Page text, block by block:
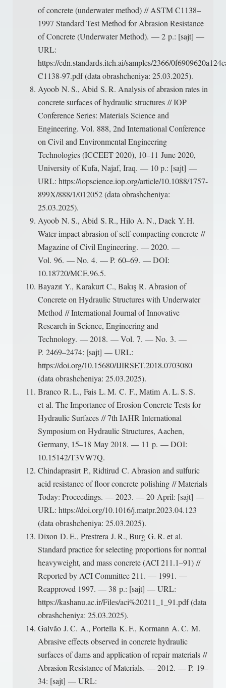
of concrete (underwater method) // ASTM C1138–
1997 Standard Test Method for Abrasion Resistance
of Concrete (Underwater Method). — 2 p.: [sajt] —
URL:
https://cdn.standards.iteh.ai/samples/2366/
C1138-97.pdf (data obrashcheniya: 25.03.2025).
Ayoob N. S., Abid S. R. Analysis of abrasion rates in
concrete surfaces of hydraulic structures // IOP
Conference Series: Materials Science and
Engineering. Vol. 888, 2nd International Conference
on Civil and Environmental Engineering
Technologies (ICCEET 2020), 10–11 June 2020,
University of Kufa, Najaf, Iraq. — 10 p.: [sajt] —
URL: https://iopscience.iop.org/article/10.1088/1757-
899X/888/1/012052 (data obrashcheniya:
25.03.2025).
Ayoob N. S., Abid S. R., Hilo A. N., Daek Y. H.
Water-impact abrasion of self-compacting concrete //
Magazine of Civil Engineering. — 2020. —
Vol. 96. — No. 4. — P. 60–69. — DOI:
10.18720/MCE.96.5.
Bayazıt Y., Karakurt C., Bakış R. Abrasion of
Concrete on Hydraulic Structures with Underwater
Method // International Journal of Innovative
Research in Science, Engineering and
Technology. — 2018. — Vol. 7. — No. 3. —
P. 2469–2474: [sajt] — URL:
https://doi.org/10.15680/IJIRSET.2018.0703080
(data obrashcheniya: 25.03.2025).
Branco R. L., Fais L. M. C. F., Matim A. L. S. S.
et al. The Importance of Erosion Concrete Tests for
Hydraulic Surfaces // 7th IAHR International
Symposium on Hydraulic Structures, Aachen,
Germany, 15–18 May 2018. — 11 p. — DOI:
10.15142/T3VW7Q.
Chindaprasirt P., Ridtirud C. Abrasion and sulfuric
acid resistance of floor concrete polishing // Materials
Today: Proceedings. — 2023. — 20 April: [sajt] —
URL: https://doi.org/10.1016/j.matpr.2023.04.123
(data obrashcheniya: 25.03.2025).
Dixon D. E., Prestrera J. R., Burg G. R. et al.
Standard practice for selecting proportions for normal
heavyweight, and mass concrete (ACI 211.1–91) //
Reported by ACI Committee 211. — 1991. —
Reapproved 1997. — 38 p.: [sajt] — URL:
https://kashanu.ac.ir/Files/aci%20211_1_91.pdf (data
obrashcheniya: 25.03.2025).
Galvão J. C. A., Portella K. F., Kormann A. C. M.
Abrasive effects observed in concrete hydraulic
surfaces of dams and application of repair materials //
Abrasion Resistance of Materials. — 2012. — P. 19–
34: [sajt] — URL: